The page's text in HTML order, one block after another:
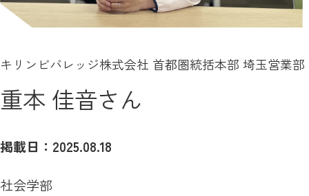
キリンビバレッジ株式会社 首都圏統括本部 埼玉営業部
重本 佳音さん
掲載日：2025.08.18
社会学部